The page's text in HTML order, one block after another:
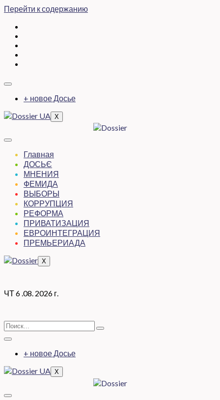
Перейти к содержанию
+ новое Досье
X
Главная
ДОСЬЄ
МНЕНИЯ
ФЕМИДА
ВЫБОРЫ
КОРРУПЦИЯ
РЕФОРМА
ПРИВАТИЗАЦИЯ
ЕВРОИНТЕГРАЦИЯ
ПРЕМЬЕРИАДА
X
ЧТ 6 .08. 2026 г.
+ новое Досье
X